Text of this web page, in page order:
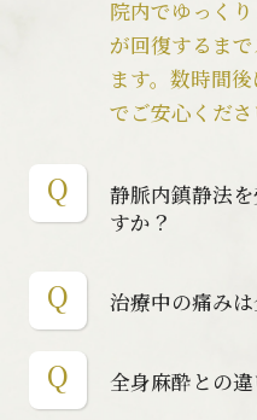
院内でゆっく
が回復するま
ます。数時間
でご安心くださ
静脈内鎮静法
すか？
治療中の痛み
全身麻酔との